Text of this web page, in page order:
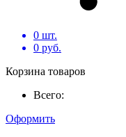
0 шт.
0 руб.
Корзина товаров
Всего:
Оформить